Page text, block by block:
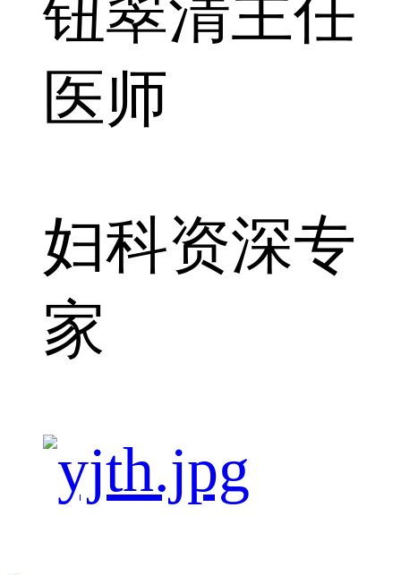
钮翠清主任
医师
妇科资深专
家